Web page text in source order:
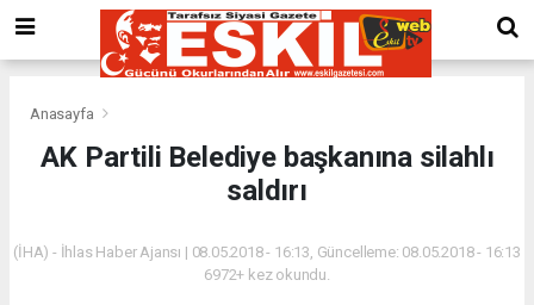
Anasayfa
AK Partili Belediye başkanına silahlı
saldırı
(İHA) - İhlas Haber Ajansı | 08.05.2018 - 16:13, Güncelleme: 08.05.2018 - 16:13
6972+ kez okundu.